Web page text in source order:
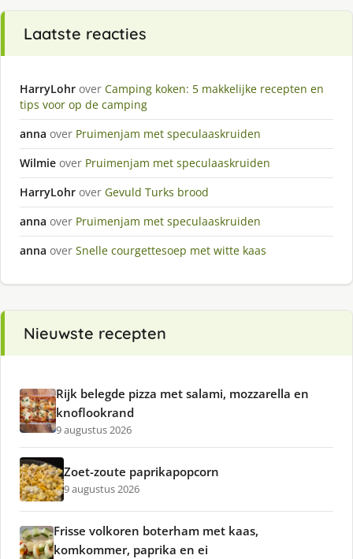
Laatste reacties
HarryLohr over Camping koken: 5 makkelijke recepten en
tips voor op de camping
anna over Pruimenjam met speculaaskruiden
Wilmie over Pruimenjam met speculaaskruiden
HarryLohr over Gevuld Turks brood
anna over Pruimenjam met speculaaskruiden
anna over Snelle courgettesoep met witte kaas
Nieuwste recepten
Rijk belegde pizza met salami, mozzarella en
knoflookrand
9 augustus 2026
Zoet-zoute paprikapopcorn
9 augustus 2026
Frisse volkoren boterham met kaas,
komkommer, paprika en ei